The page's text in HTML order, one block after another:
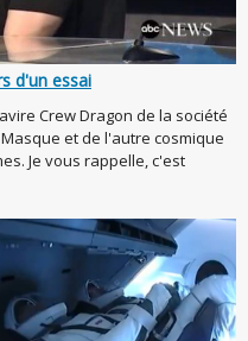
d'un essai
Crew Dragon de la société
et de l'autre cosmique
Je vous rappelle, c'est